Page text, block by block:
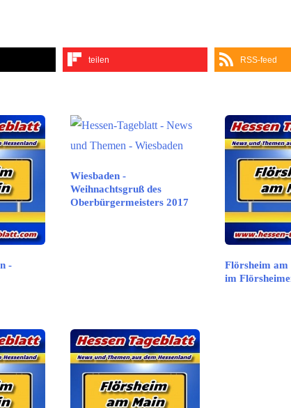
teilen RSS-feed
-
Wiesbaden -
Weihnachtsgruß des
Oberbürgermeisters 2017
Flörsheim
im